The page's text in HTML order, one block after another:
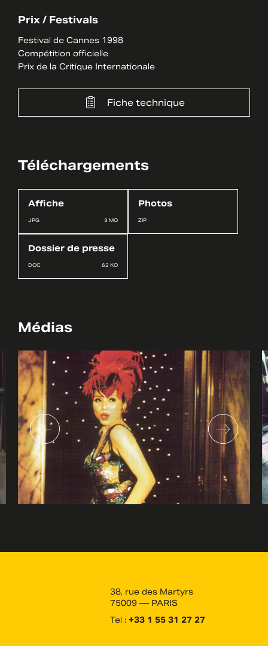
Prix / Festivals
Festival de Cannes 1998
Compétition officielle
Prix de la Critique Internationale
Fiche technique
Téléchargements
Affiche
JPG 3 MO
Photos
ZIP
Dossier de presse
DOC 62 KO
Médias
38, rue des Martyrs
75009 — PARIS
Tel : +33 1 55 31 27 27